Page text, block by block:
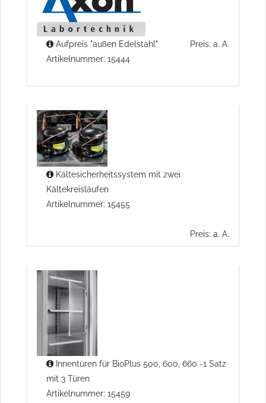
Aufpreis "außen Edelstahl"
Artikelnummer: 15444
Preis: a. A.
Kältesicherheitssystem mit zwei
Kältekreisläufen
Artikelnummer: 15455
Preis: a. A.
Innentüren für BioPlus 500, 600, 660 -1 Satz
mit 3 Türen
Artikelnummer: 15459